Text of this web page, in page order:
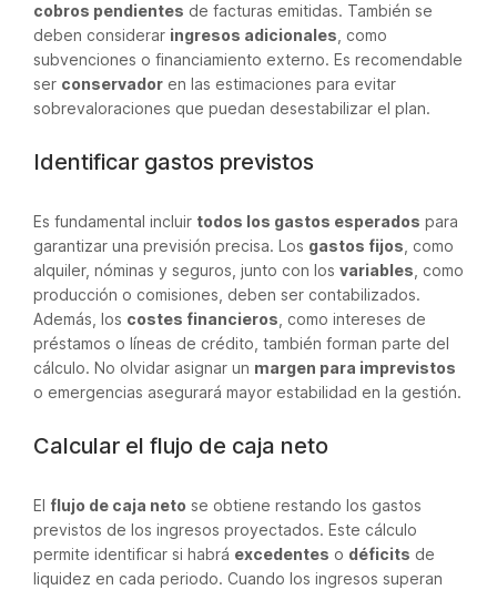
cobros pendientes de facturas emitidas. También se
deben considerar ingresos adicionales, como
subvenciones o financiamiento externo. Es recomendable
ser conservador en las estimaciones para evitar
sobrevaloraciones que puedan desestabilizar el plan.
Identificar gastos previstos
Es fundamental incluir todos los gastos esperados para
garantizar una previsión precisa. Los gastos fijos, como
alquiler, nóminas y seguros, junto con los variables, como
producción o comisiones, deben ser contabilizados.
Además, los costes financieros, como intereses de
préstamos o líneas de crédito, también forman parte del
cálculo. No olvidar asignar un margen para imprevistos
o emergencias asegurará mayor estabilidad en la gestión.
Calcular el flujo de caja neto
El flujo de caja neto se obtiene restando los gastos
previstos de los ingresos proyectados. Este cálculo
permite identificar si habrá excedentes o déficits de
liquidez en cada periodo. Cuando los ingresos superan